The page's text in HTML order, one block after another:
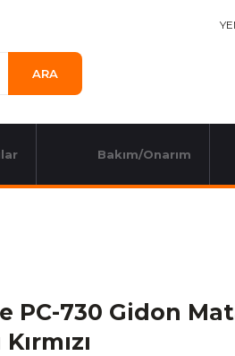
ARA
Bakım/Onarım
PC-730 Gidon